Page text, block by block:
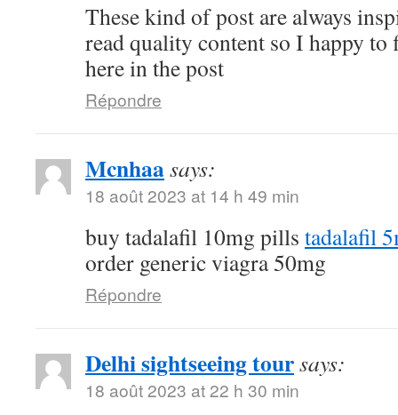
These kind of post are always
read quality content so I happy
here in the post
Répondre
Mcnhaasays:
18 août 2023 at 14 h 49 min
buy tadalafil 10mg pills tadalafil
order generic viagra 50mg
Répondre
Delhi sightseeing toursays:
18 août 2023 at 22 h 30 min